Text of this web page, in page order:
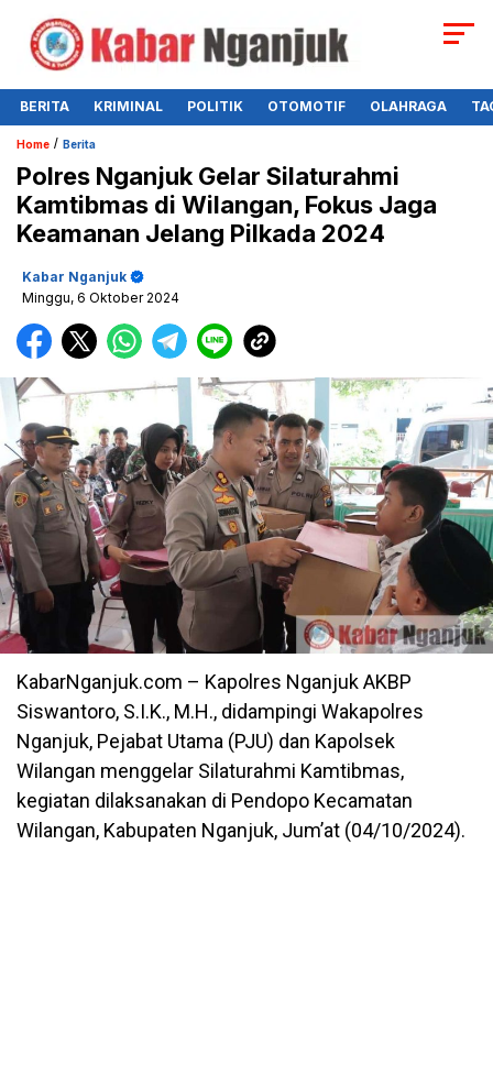
BERITA KRIMINAL POLITIK OTOMOTIF OLAHRAGA
Home / Berita
Polres Nganjuk Gelar Silaturahmi
Kamtibmas di Wilangan, Fokus Jaga
Keamanan Jelang Pilkada 2024
Kabar Nganjuk
Minggu, 6 Oktober 2024
KabarNganjuk.com – Kapolres Nganjuk AKBP
Siswantoro, S.I.K., M.H., didampingi Wakapolres
Nganjuk, Pejabat Utama (PJU) dan Kapolsek
Wilangan menggelar Silaturahmi Kamtibmas,
kegiatan dilaksanakan di Pendopo Kecamatan
Wilangan, Kabupaten Nganjuk, Jum’at (04/10/2024).